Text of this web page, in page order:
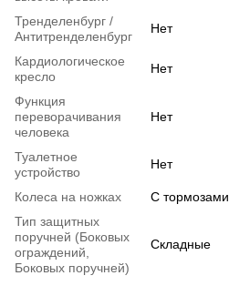
Тренделенбург /
Антитренделенбург
Нет
Кардиологическое
кресло
Нет
Функция
переворачивания
человека
Нет
Туалетное
устройство
Нет
Колеса на ножках
С тормозами
Тип защитных
поручней (Боковых
ограждений,
Боковых поручней)
Складные